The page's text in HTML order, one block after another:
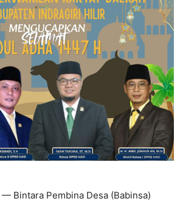
— Bintara Pembina Desa (Babinsa)